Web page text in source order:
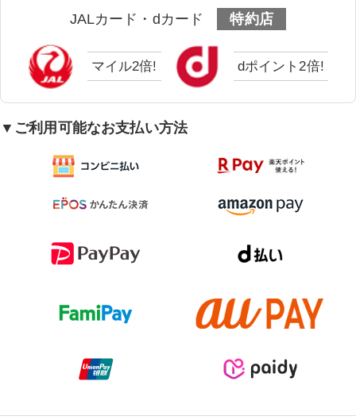
JALカード・dカード 特約店
マイル2倍! dポイント2倍!
▼ご利用可能なお支払い方法